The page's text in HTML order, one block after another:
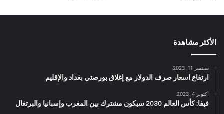
الأكثر مشاهدة
سبتمبر 11, 2023
ارتفاع اسعار صرف الدولار مع إغلاق بورصتي بغداد والإقليم
أكتوبر 4, 2023
فيفا: كأس العالم 2030 سيكون مشترك بين المغرب وإسبانيا والبرتغال